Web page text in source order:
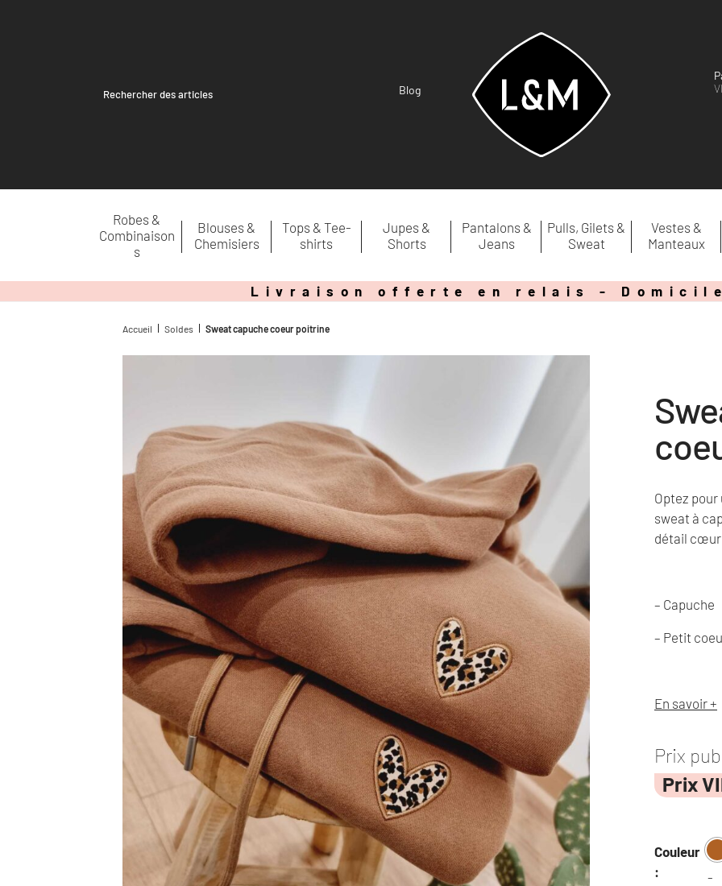
Recherche
Blog
Robes &
Combinaison
s
Blouses &
Chemisiers
Tops & Tee-
shirts
Jupes &
Shorts
Pantalons &
Jeans
Pulls, Gilets &
Sweat
Vestes &
Manteaux
Livraison offerte en relais - Domicile
Accueil Soldes Sweat capuche coeur poitrine
Optez
sweat à
détail cœur
– Capuche
– Petit
En savoir +
Prix
Prix
Couleur
:
-